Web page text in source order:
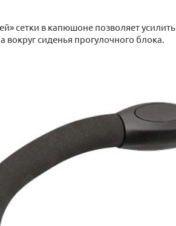
сетки в капюшоне позволяет усилить
вокруг сиденья прогулочного блока.